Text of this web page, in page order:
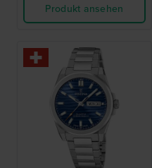
Produkt ansehen